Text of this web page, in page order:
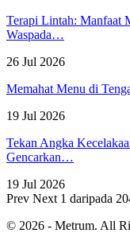
Terapi Lintah: Manfaat
Waspada…
26 Jul 2026
Memahat Menu di
19 Jul 2026
Tekan Angka
Gencarkan…
19 Jul 2026
Prev Next 1 daripada
© 2026 - Metrum. All